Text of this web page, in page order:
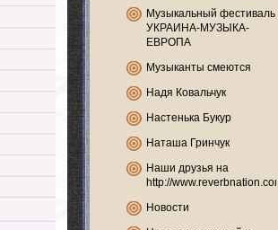
Музыкальный фестиваль
УКРАИНА-МУЗЫКА-
ЕВРОПА
Музыканты смеются
Надя Ковальчук
Настенька Букур
Наташа Гринчук
Наши друзья на
http://www.reverbnation.com
Новости